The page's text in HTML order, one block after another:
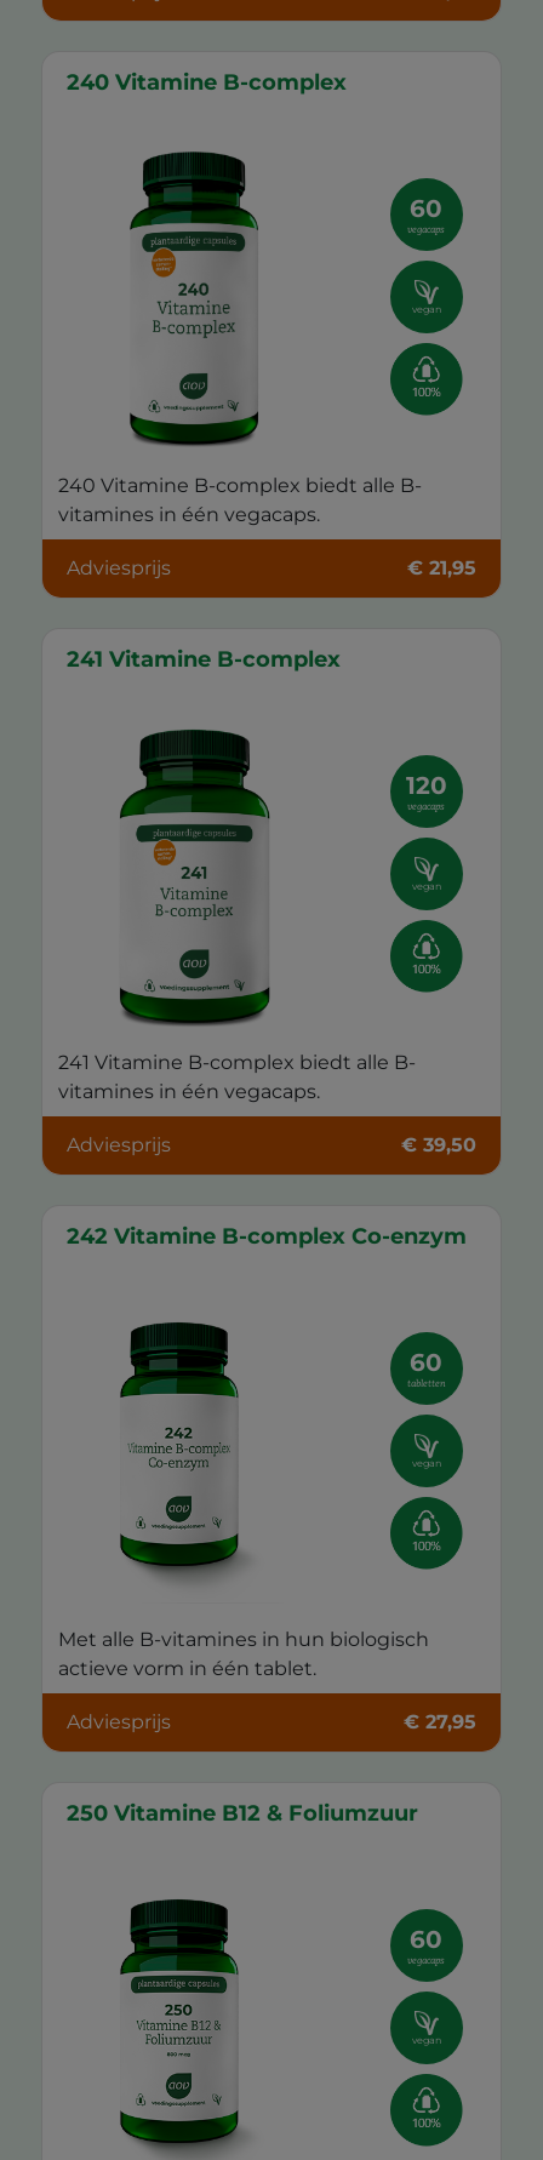
240 Vitamine B-complex
60
vegacaps
vegan
240 Vitamine B-complex biedt alle B-
vitamines in één vegacaps.
Adviesprijs € 21,95
241 Vitamine B-complex
120
vegacaps
vegan
241 Vitamine B-complex biedt alle B-
vitamines in één vegacaps.
Adviesprijs € 39,50
242 Vitamine B-complex Co-enzym
60
tabletten
vegan
Met alle B-vitamines in hun biologisch
actieve vorm in één tablet.
Adviesprijs € 27,95
250 Vitamine B12 & Foliumzuur
60
vegacaps
vegan